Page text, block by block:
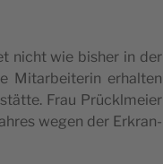
nicht wie bis­her in der
Mit­ar­bei­te­rin erhal­ten
Frau Prück­lmei­er
wegen der Erkran­